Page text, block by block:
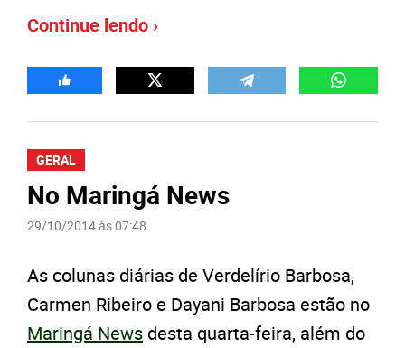
Continue lendo ›
GERAL
No Maringá News
29/10/2014 às 07:48
As colunas diárias de Verdelírio Barbosa,
Carmen Ribeiro e Dayani Barbosa estão no
Maringá News desta quarta-feira, além do